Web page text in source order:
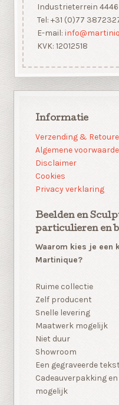
Industrieterrein 4446
Tel: +31 (0)77
E-mail:
KVK: 12012518
Informatie
Verzending &
Algemene
Disclaimer
Cookies
Privacy verklaring
Beelden en
particulieren en
Waarom kies je een
Martinique?
Ruime collectie
Zelf producent
Snelle levering
Maatwerk mogelijk
Niet duur
Showroom
Een gegraveerde
Cadeauverpakking
mogelijk